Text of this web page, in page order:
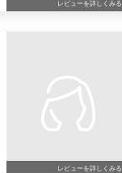
レビューを詳しくみる
レビューを詳しくみる